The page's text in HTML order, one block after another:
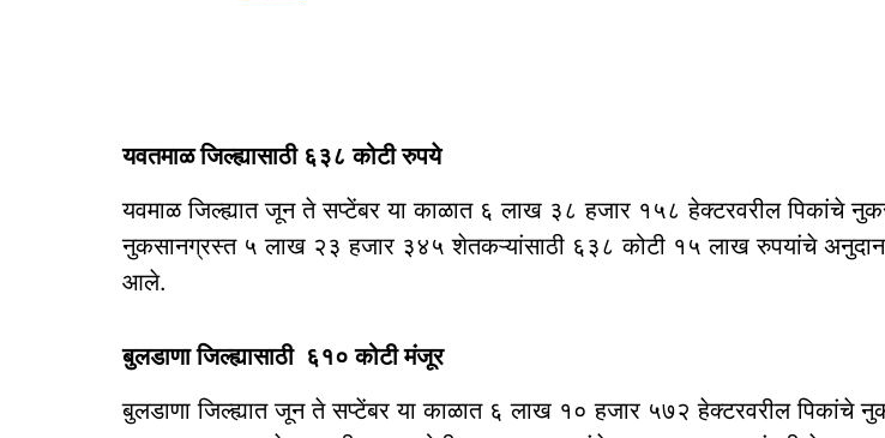
यवतमाळ जिल्ह्यासाठी ६३८ कोटी रुपये
यवमाळ जिल्ह्यात जून ते सप्टेंबर या काळात ६ लाख ३८ हजार १५८ हेक्टरवरील पिकांचे
नुकसानग्रस्त ५ लाख २३ हजार ३४५ शेतकऱ्यांसाठी ६३८ कोटी १५ लाख रुपयांचे
आले.
बुलडाणा जिल्ह्यासाठी ६१० कोटी मंजूर
बुलडाणा जिल्ह्यात जून ते सप्टेंबर या काळात ६ लाख १० हजार ५७२ हेक्टरवरील पिकांचे